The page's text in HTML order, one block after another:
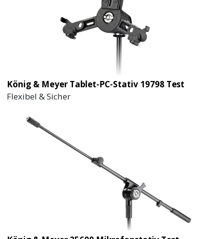
König & Meyer Tablet-PC-Stativ 19798 Test
Flexibel & Sicher